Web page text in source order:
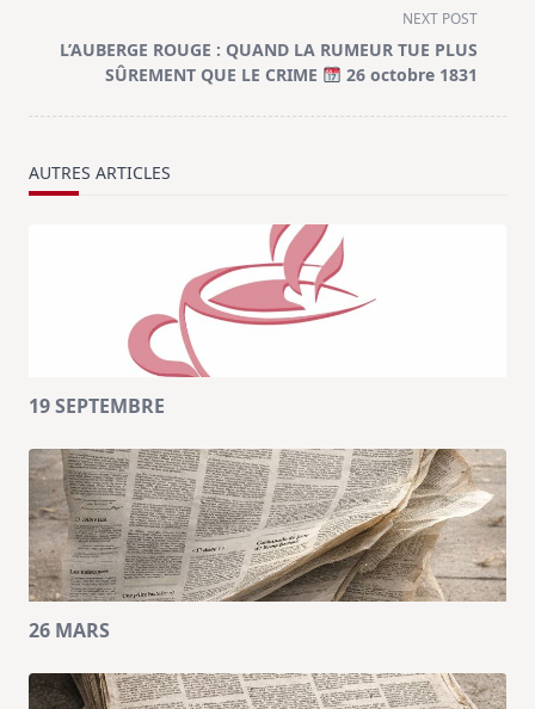
reader-
text">Page</span>
NEXT POST
L’AUBERGE ROUGE : QUAND LA RUMEUR TUE PLUS
SÛREMENT QUE LE CRIME
26 octobre 1831
AUTRES ARTICLES
19 SEPTEMBRE
26 MARS